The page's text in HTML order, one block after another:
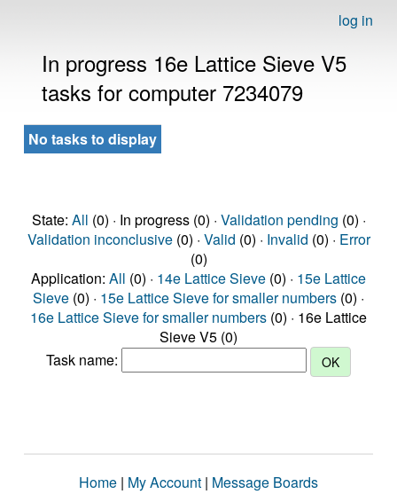
log in
In progress 16e Lattice Sieve V5
tasks for computer 7234079
No tasks to display
State: All (0) · In progress (0) · Validation pending (0) ·
Validation inconclusive(0) · Valid (0) · Invalid (0) · Error
(0)
Application: All (0) · 14e Lattice Sieve (0) · 15e Lattice
Sieve (0) · 15e Lattice Sieve for smaller numbers (0) ·
16e Lattice Sieve for smaller numbers (0) · 16e Lattice
Sieve V5 (0)
Task name:
Home | My Account | Message Boards